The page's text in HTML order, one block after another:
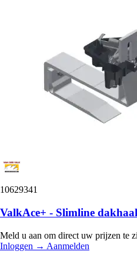
10629341
ValkAce+ - Slimline
Meld u aan om direct uw prijzen te
Inloggen → Aanmelden